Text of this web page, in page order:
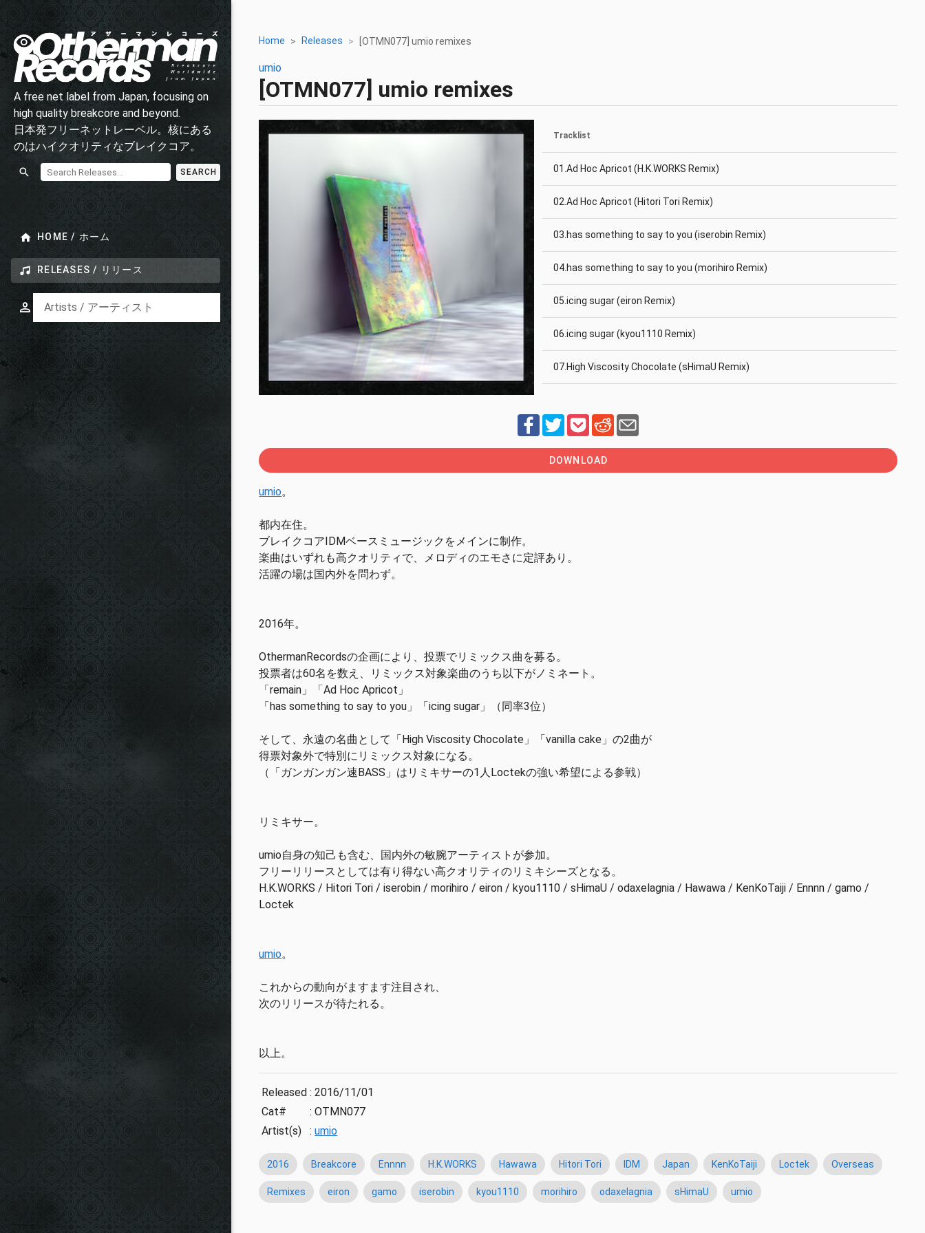
A free net label from Japan, focusing on
high quality breakcore and beyond.
日本発フリーネットレーベル。核にある
のはハイクオリティなブレイクコア。
SEARCH
HOME / ホーム
RELEASES / リリース
Artists / アーティスト
Home Releases [OTMN077] umio remixes
umio
[OTMN077] umio remixes
Tracklist
01.Ad Hoc Apricot (H.K.WORKS Remix)
02.Ad Hoc Apricot (Hitori Tori Remix)
03.has something to say to you (iserobin Remix)
04.has something to say to you (morihiro Remix)
05.icing sugar (eiron Remix)
06.icing sugar (kyou1110 Remix)
07.High Viscosity Chocolate (sHimaU Remix)
09.remain (Hawawa Remix)
10.remain (KenKoTaiji Remix)
13.ガンガンガン速BASS (Loctek Remix)
DOWNLOAD
umio。
都内在住。
ブレイクコアIDMベースミュージックをメインに制作。
楽曲はいずれも高クオリティで、メロディのエモさに定評あり。
活躍の場は国内外を問わず。
2016年。
OthermanRecordsの企画により、投票でリミックス曲を募る。
投票者は60名を数え、リミックス対象楽曲のうち以下がノミネート。
「remain」「Ad Hoc Apricot」
「has something to say to you」「icing sugar」（同率3位）
そして、永遠の名曲として「High Viscosity Chocolate」「vanilla cake」の2曲が
得票対象外で特別にリミックス対象になる。
（「ガンガンガン速BASS」はリミキサーの1人Loctekの強い希望による参戦）
リミキサー。
umio自身の知己も含む、国内外の敏腕アーティストが参加。
フリーリリースとしては有り得ない高クオリティのリミキシーズとなる。
H.K.WORKS / Hitori Tori / iserobin / morihiro / eiron / kyou1110 / sHimaU / odaxelagnia / Hawawa / KenKoTaiji / Ennnn / gamo /
Loctek
umio。
これからの動向がますます注目され、
次のリリースが待たれる。
以上。
Released : 2016/11/01
Cat#
: OTMN077
Artist(s)
: umio
2016 Breakcore Ennnn H.K.WORKS Hawawa Hitori Tori IDM Japan KenKoTaiji Loctek Overseas
Remixes eiron gamo iserobin kyou1110 morihiro odaxelagnia sHimaU umio